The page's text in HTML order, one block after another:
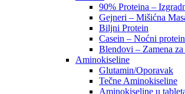
90% Proteina –
Gejneri – Mišićna
Biljni Protein
Casein – Noćni protein
Blendovi – Zamena
Aminokiseline
Glutamin/Oporavak
Tečne Aminokiseline
Aminokiseline u